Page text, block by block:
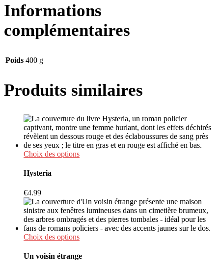
Informations
complémentaires
Poids 400 g
Produits similaires
Choix des optionsCe
Les
options
peuvent
être
choisies
sur
page
Hysteria
€4.99
Choix des optionsCe
a
Un voisin étrange